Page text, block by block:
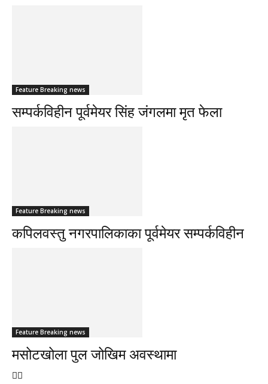
Feature Breaking news
सम्पर्कविहीन पूर्वमेयर सिंह जंगलमा मृत फेला
Feature Breaking news
कपिलवस्तु नगरपालिकाका पूर्वमेयर सम्पर्कविहीन
Feature Breaking news
मसोटखोला पुल जोखिम अवस्थामा